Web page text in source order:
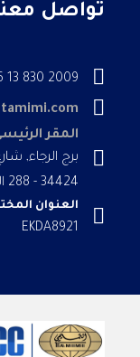
تواصل
2009 830 13 966+
المقر
برج الرجاء,
34424 - 288 الخبر - المملكة العربية السعودية
العنوان
EKDA8921